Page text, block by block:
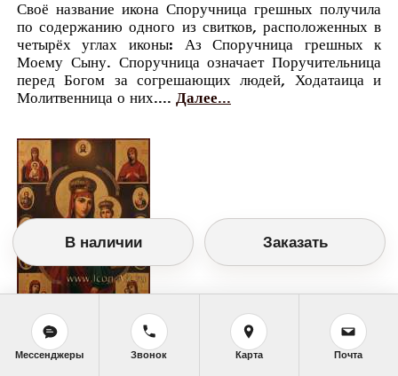
Своё название икона Споручница грешных получила
по содержанию одного из свитков, расположенных в
четырёх углах иконы: Аз Споручница грешных к
Моему Сыну. Споручница означает Поручительница
перед Богом за согрешающих людей, Ходатаица и
Молитвенница о них.... Далее...
Православный календарь
<<Четверг, 11 Июня (29 Мая по старому
В наличии Заказать
Мессенджеры Звонок Карта Почта